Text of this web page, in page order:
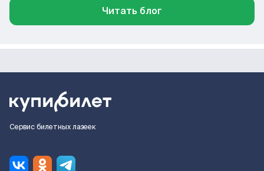
Читать блог
Сервис билетных лазеек